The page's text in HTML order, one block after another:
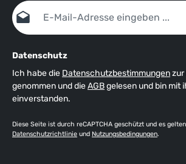
E-Mail-Adresse*
Datenschutz
Ich habe die Datenschutzbestimmungenzur
genommen und dieAGBgelesen und bin mit
einverstanden.
Diese Seite ist durch reCAPTCHA geschützt und es
Datenschutzrichtlinie und Nutzungsbedingungen.